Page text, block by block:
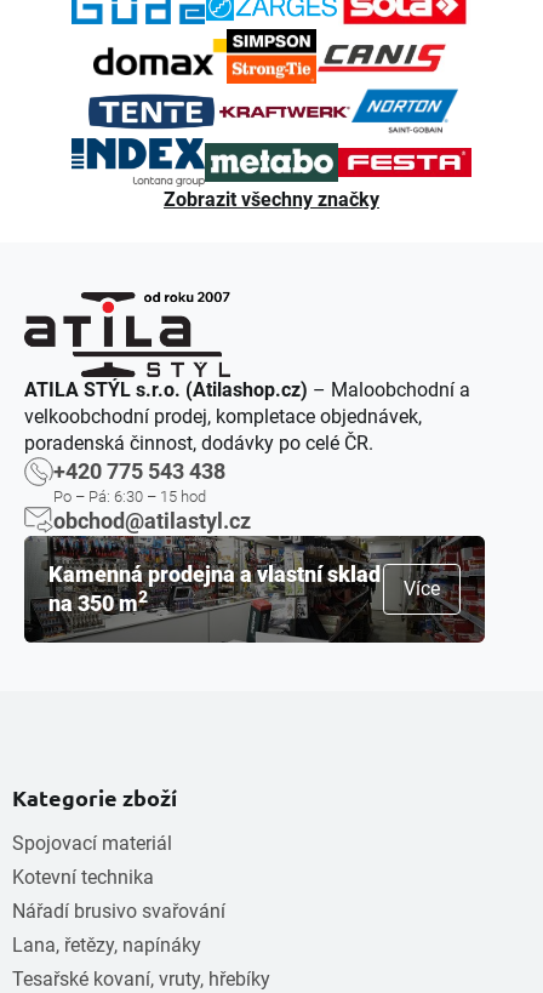
Zobrazit všechny značky
ATILA STÝL s.r.o. (Atilashop.cz) – Maloobchodní a
velkoobchodní prodej, kompletace objednávek,
poradenská činnost, dodávky po celé ČR.
+420 775 543 438
Po – Pá: 6:30 – 15 hod
obchod@atilastyl.cz
Kamenná prodejna a vlastní sklad
na 350 m2 Více
Kategorie zboží
Spojovací materiál
Kotevní technika
Nářadí brusivo svařování
Lana, řetězy, napínáky
Tesařské kovaní, vruty, hřebíky